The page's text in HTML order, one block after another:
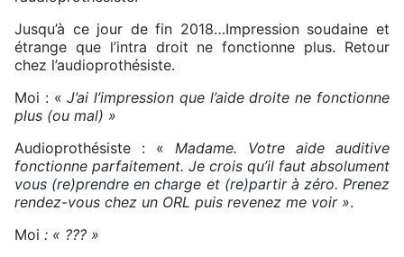
Jusqu’à ce jour de fin 2018…Impression soudaine et
étrange que l’intra droit ne fonctionne plus. Retour
chez l’audioprothésiste.
Moi : «J’ai l’impression que l’aide droite ne fonctionne
plus (ou mal) »
Audioprothésiste : « Madame. Votre aide auditive
fonctionne parfaitement. Je crois qu’il faut absolument
vous (re)prendre en charge et (re)partir à zéro. Prenez
rendez-vous chez un ORL puis revenez me voir ».
Moi : « ??? »